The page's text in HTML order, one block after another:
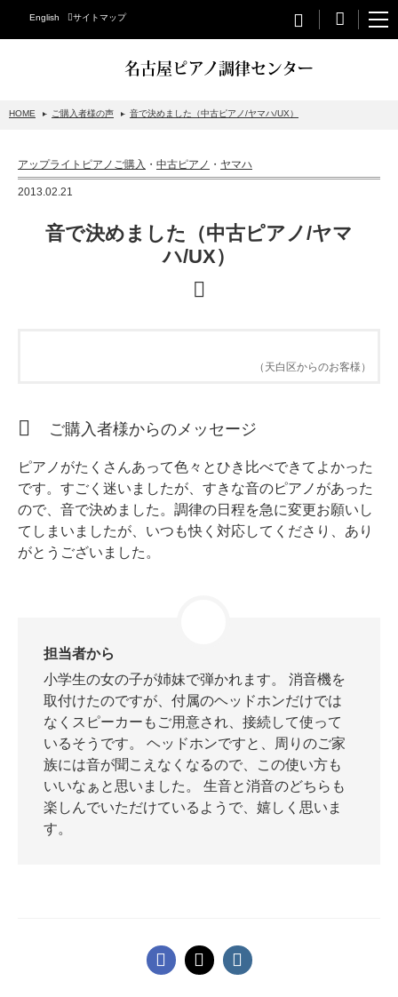
English サイトマップ
名古屋ピアノ調律センター
スタインウェイについて
アップライトピアノ
ホフマンアップライトピアノ
中古ピアノ
修理
タッチ・音色の調整
ピアノクリーニングと引越し
ピアノレンタル
HOME ご購入者様の声 音で決めました（中古ピアノ/ヤマハ/UX）
アップライトピアノご購入 ・ 中古ピアノ ・ ヤマハ
2013.02.21
音で決めました（中古ピアノ/ヤマ
ハ/UX）
（天白区からのお客様）
ご購入者様からのメッセージ
ピアノがたくさんあって色々とひき比べできてよかった
です。すごく迷いましたが、すきな音のピアノがあった
ので、音で決めました。調律の日程を急に変更お願いし
てしまいましたが、いつも快く対応してくださり、あり
がとうございました。
担当者から
小学生の女の子が姉妹で弾かれます。 消音機を
取付けたのですが、付属のヘッドホンだけでは
なくスピーカーもご用意され、接続して使って
いるそうです。 ヘッドホンですと、周りのご家
族には音が聞こえなくなるので、この使い方も
いいなぁと思いました。 生音と消音のどちらも
楽しんでいただけているようで、嬉しく思いま
す。